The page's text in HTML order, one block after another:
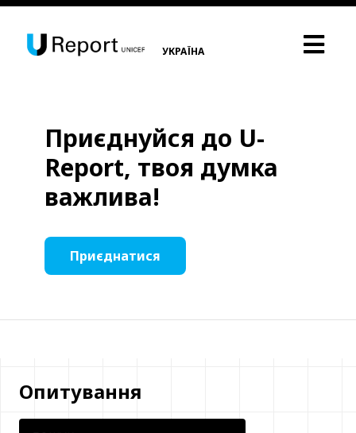
УКРАЇНА
Приєднуйся до U-
Report, твоя думка
важлива!
Приєднатися
Опитування